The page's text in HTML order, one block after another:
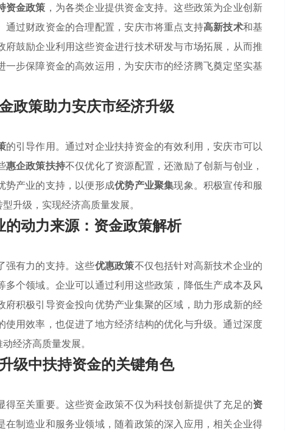
资金政策 ，为各类企业提供资金支持。这些政策为企业创新
过财政资金的合理配置，安庆市将重点支持高新技术和基
鼓励企业利用这些资金进行技术研发与市场拓展，从而推
步保障资金的高效运用，为安庆市的经济腾飞奠定坚实基
政策助力安庆市经济升级
的引导作用。通过对企业扶持资金的有效利用，安庆市可以
惠企政策扶持不仅优化了资源配置，还激励了创新与创业，
势产业的支持，以便形成优势产业聚集现象。积极宣传和服
升级，实现经济高质量发展。
动力来源：资金政策解析
强有力的支持。这些优惠政策不仅包括针对高新技术企业的
个领域。企业可以通过利用这些政策，降低生产成本及风
积极引导资金投向优势产业集聚的区域，助力形成新的经
用效率，也促进了地方经济结构的优化与升级。通过深度
经济高质量发展。
级中扶持资金的关键角色
得至关重要。这些资金政策不仅为科技创新提供了充足的资
在制造业和服务业领域，随着政策的深入应用，相关企业得